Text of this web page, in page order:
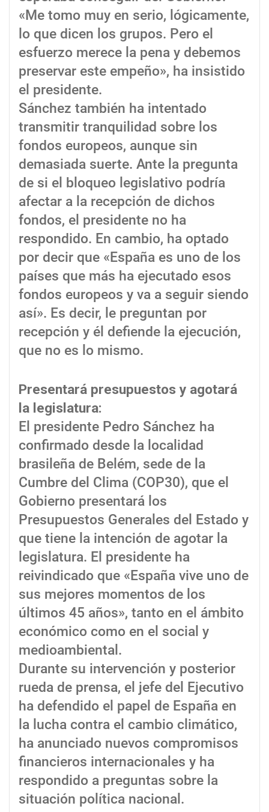
«Me tomo muy en serio, lógicamente,
lo que dicen los grupos. Pero el
esfuerzo merece la pena y debemos
preservar este empeño», ha insistido
el presidente.
Sánchez también ha intentado
transmitir tranquilidad sobre los
fondos europeos, aunque sin
demasiada suerte. Ante la pregunta
de si el bloqueo legislativo podría
afectar a la recepción de dichos
fondos, el presidente no ha
respondido. En cambio, ha optado
por decir que «España es uno de los
países que más ha ejecutado esos
fondos europeos y va a seguir siendo
así». Es decir, le preguntan por
recepción y él defiende la ejecución,
que no es lo mismo.
Presentará presupuestos y agotará
la legislatura:
El presidente Pedro Sánchez ha
confirmado desde la localidad
brasileña de Belém, sede de la
Cumbre del Clima (COP30), que el
Gobierno presentará los
Presupuestos Generales del Estado y
que tiene la intención de agotar la
legislatura. El presidente ha
reivindicado que «España vive uno de
sus mejores momentos de los
últimos 45 años», tanto en el ámbito
económico como en el social y
medioambiental.
Durante su intervención y posterior
rueda de prensa, el jefe del Ejecutivo
ha defendido el papel de España en
la lucha contra el cambio climático,
ha anunciado nuevos compromisos
financieros internacionales y ha
respondido a preguntas sobre la
situación política nacional.